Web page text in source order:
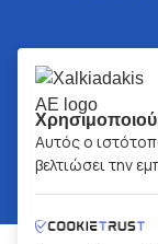
Αυτός ο
βελτιώσει την